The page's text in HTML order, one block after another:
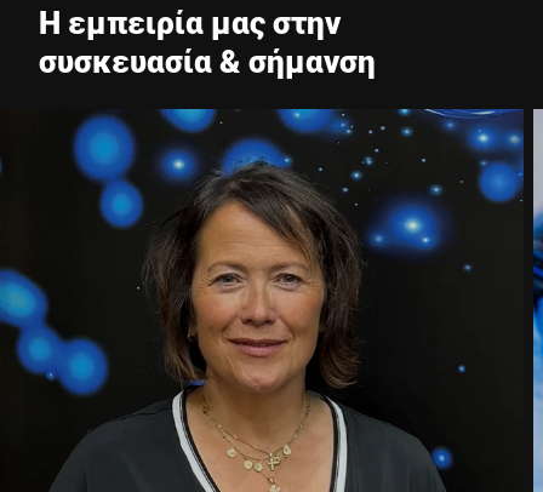
Η εμπειρία μας στην
συσκευασία & σήμανση